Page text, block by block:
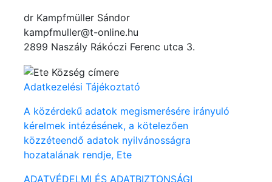
dr Kampfmüller Sándor
kampfmuller@t-online.hu
2899 Naszály Rákóczi Ferenc utca 3.
Adatkezelési Tájékoztató
A közérdekű adatok megismerésére irányuló
kérelmek intézésének, a kötelezően
közzéteendő adatok nyilvánosságra
hozatalának rendje, Ete
ADATVÉDELMI ÉS ADATBIZTONSÁGI